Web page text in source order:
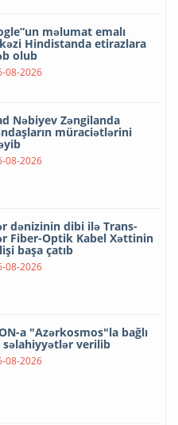
məlumat emalı
Hindistanda etirazlara
olub
08-2026
Nəbiyev Zəngilanda
müraciətlərini
08-2026
dənizinin dibi ilə Trans-
Fiber-Optik Kabel Xəttinin
başa çatıb
08-2026
a "Azərkosmos"la bağlı
səlahiyyətlər verilib
08-2026